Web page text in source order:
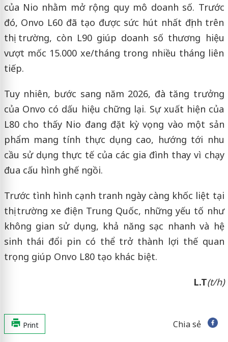
của Nio nhằm mở rộng quy mô doanh số. Trước
đó, Onvo L60 đã tạo được sức hút nhất định trên
thị trường, còn L90 giúp doanh số thương hiệu
vượt mốc 15.000 xe/tháng trong nhiều tháng liên
tiếp.
Tuy nhiên, bước sang năm 2026, đà tăng trưởng
của Onvo có dấu hiệu chững lại. Sự xuất hiện của
L80 cho thấy Nio đang đặt kỳ vọng vào một sản
phẩm mang tính thực dụng cao, hướng tới nhu
cầu sử dụng thực tế của các gia đình thay vì chạy
đua cấu hình ghế ngồi.
Trước tình hình cạnh tranh ngày càng khốc liệt tại
thị trường xe điện Trung Quốc, những yếu tố như
không gian sử dụng, khả năng sạc nhanh và hệ
sinh thái đổi pin có thể trở thành lợi thế quan
trọng giúp Onvo L80 tạo khác biệt.
L.T(t/h)
Print Chia sẻ